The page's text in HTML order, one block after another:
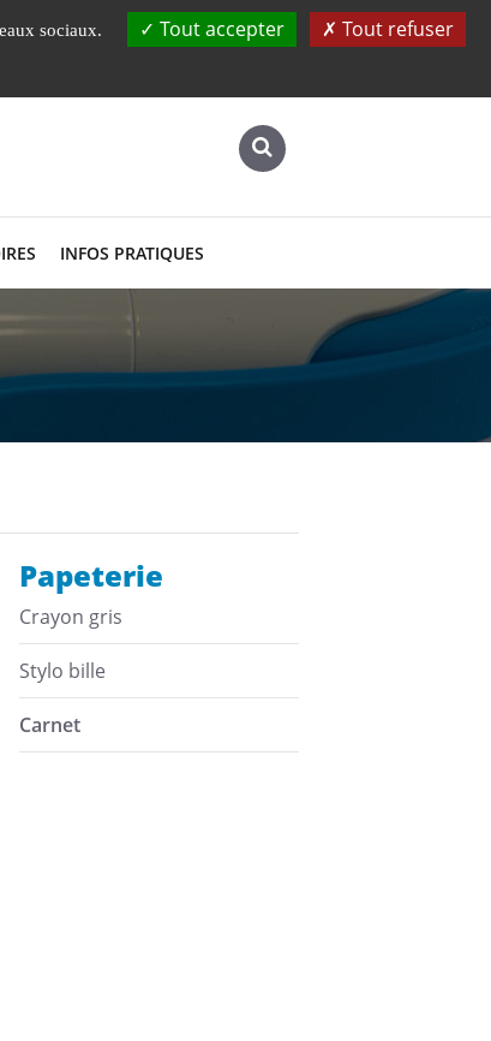
Laboratoires UBS
Ecole
INFOS PRATIQUES
Papeterie
Crayon gris
Stylo bille
Carnet
sociaux. Tout accepter
Tout refuser